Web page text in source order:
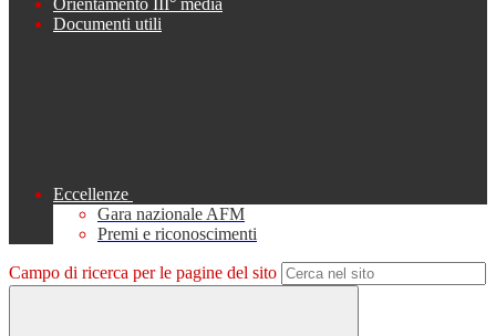
Orientamento III° media
Documenti utili
Eccellenze
Gara nazionale AFM
Premi e riconoscimenti
Campo di ricerca per le pagine del sito